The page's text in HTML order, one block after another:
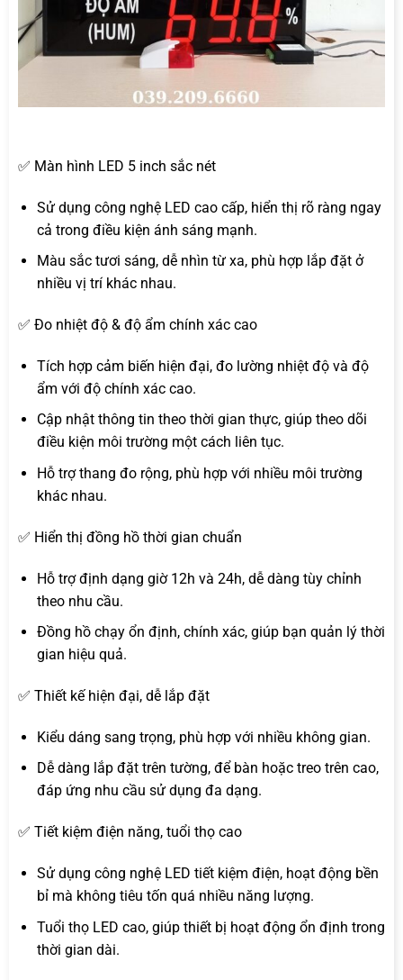
✅ Màn hình LED 5 inch sắc nét
Sử dụng công nghệ LED cao cấp, hiển thị rõ ràng ngay
cả trong điều kiện ánh sáng mạnh.
Màu sắc tươi sáng, dễ nhìn từ xa, phù hợp lắp đặt ở
nhiều vị trí khác nhau.
✅ Đo nhiệt độ & độ ẩm chính xác cao
Tích hợp cảm biến hiện đại, đo lường nhiệt độ và độ
ẩm với độ chính xác cao.
Cập nhật thông tin theo thời gian thực, giúp theo dõi
điều kiện môi trường một cách liên tục.
Hỗ trợ thang đo rộng, phù hợp với nhiều môi trường
khác nhau.
✅ Hiển thị đồng hồ thời gian chuẩn
Hỗ trợ định dạng giờ 12h và 24h, dễ dàng tùy chỉnh
theo nhu cầu.
Đồng hồ chạy ổn định, chính xác, giúp bạn quản lý thời
gian hiệu quả.
✅ Thiết kế hiện đại, dễ lắp đặt
Kiểu dáng sang trọng, phù hợp với nhiều không gian.
Dễ dàng lắp đặt trên tường, để bàn hoặc treo trên cao,
đáp ứng nhu cầu sử dụng đa dạng.
✅ Tiết kiệm điện năng, tuổi thọ cao
Sử dụng công nghệ LED tiết kiệm điện, hoạt động bền
bỉ mà không tiêu tốn quá nhiều năng lượng.
Tuổi thọ LED cao, giúp thiết bị hoạt động ổn định trong
thời gian dài.